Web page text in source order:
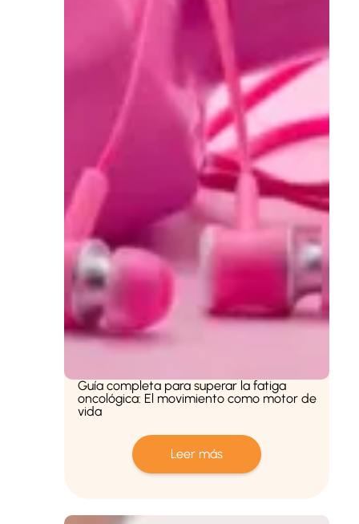
Guía completa para superar la fatiga
oncológica: El movimiento como motor de
vida
Leer más